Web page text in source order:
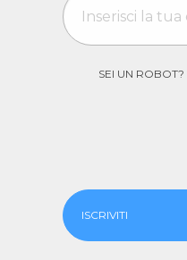
SEI UN ROBOT?
ISCRIVITI